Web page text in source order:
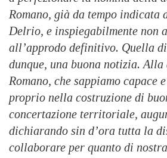
Romano, già da tempo indicata
Delrio, e inspiegabilmente non
all’approdo definitivo. Quella di
dunque, una buona notizia. Alla
Romano, che sappiamo capace
proprio nella costruzione di
concertazione territoriale,
dichiarando sin d’ora tutta la
collaborare per quanto di